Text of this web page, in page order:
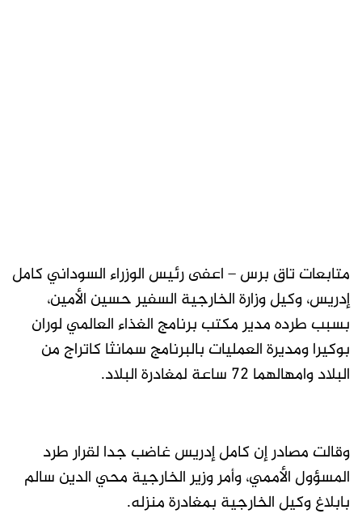
متابعات تاق برس – اعفى رئيس الوزراء السوداني كامل
إدريس، وكيل وزارة الخارجية السفير حسين الأمين،
بسبب طرده مدير مكتب برنامج الغذاء العالمي لوران
بوكيرا ومديرة العمليات بالبرنامج سمانثا كاتراج من
البلاد وامهالهما 72 ساعة لمغادرة البلاد.
وقالت مصادر إن كامل إدريس غاضب جدا لقرار طرد
المسؤول الأممي، وأمر وزير الخارجية محي الدين سالم
بابلاغ وكيل الخارجية بمغادرة منزله.